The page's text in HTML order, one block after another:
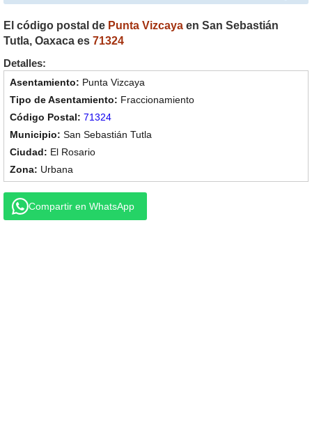
El código postal de Punta Vizcaya en San Sebastián
Tutla, Oaxaca es 71324
Detalles:
Punta Vizcaya
Fraccionamiento
71324
San Sebastián Tutla
El Rosario
Urbana
Compartir en WhatsApp